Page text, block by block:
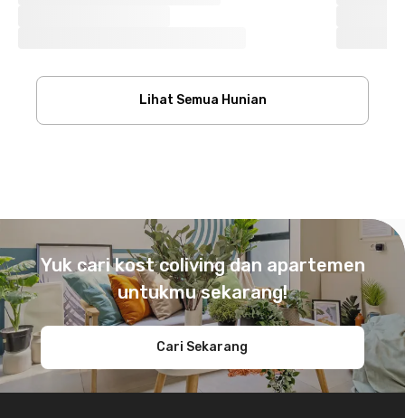
Lihat Semua Hunian
Yuk cari kost coliving dan apartemen
untukmu sekarang!
Cari Sekarang